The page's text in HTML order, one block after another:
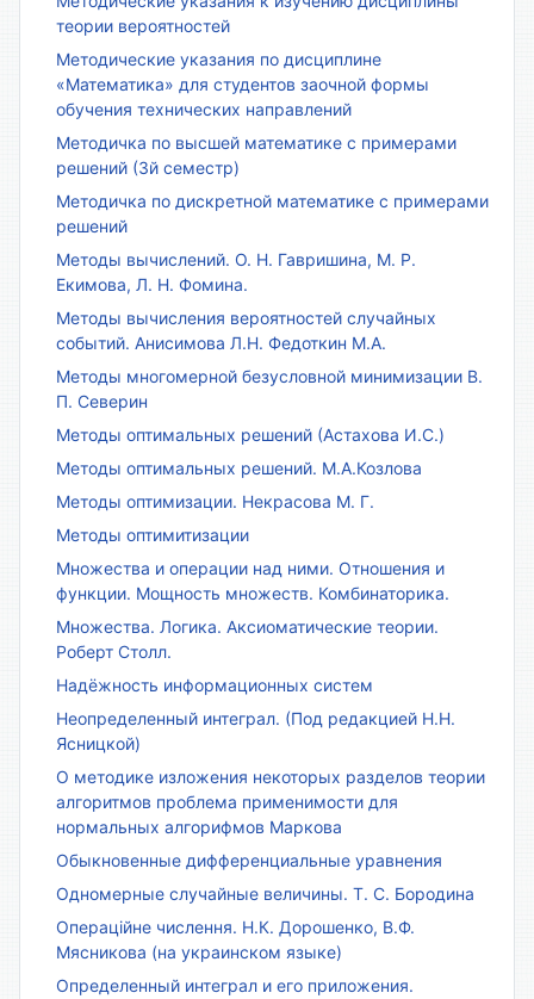
теории вероятностей
Методические указания по дисциплине
«Математика» для студентов заочной формы
обучения технических направлений
Методичка по высшей математике с примерами
решений (3й семестр)
Методичка по дискретной математике с примерами
решений
Методы вычислений. О. Н. Гавришина, М. Р.
Екимова, Л. Н. Фомина.
Методы вычисления вероятностей случайных
событий. Анисимова Л.Н. Федоткин М.А.
Методы многомерной безусловной минимизации В.
П. Северин
Методы оптимальных решений (Астахова И.С.)
Методы оптимальных решений. М.А.Козлова
Методы оптимизации. Некрасова М. Г.
Методы оптимитизации
Множества и операции над ними. Отношения и
функции. Мощность множеств. Комбинаторика.
Множества. Логика. Аксиоматические теории.
Роберт Столл.
Надёжность информационных систем
Неопределенный интеграл. (Под редакцией Н.Н.
Ясницкой)
О методике изложения некоторых разделов теории
алгоритмов проблема применимости для
нормальных алгорифмов Маркова
Обыкновенные дифференциальные уравнения
Одномерные случайные величины. Т. С. Бородина
Операційне числення. Н.К. Дорошенко, В.Ф.
Мясникова (на украинском языке)
Определенный интеграл и его приложения.